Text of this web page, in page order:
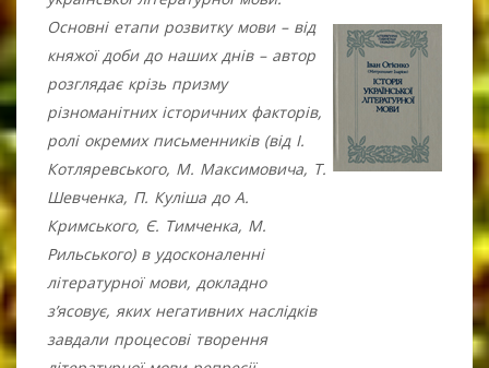
Основні етапи розвитку мови – від
княжої доби до наших днів – автор
розглядає крізь призму
різноманітних історичних факторів,
ролі окремих письменників (від І.
Котляревського, М. Максимовича, Т.
Шевченка, П. Куліша до А.
Кримського, Є. Тимченка, М.
Рильського) в удосконаленні
літературної мови, докладно
з’ясовує, яких негативних наслідків
завдали процесові творення